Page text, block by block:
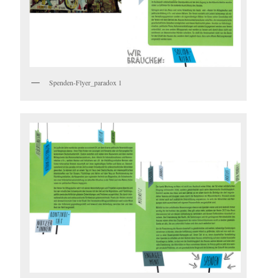
Spenden-Flyer_paradox 1